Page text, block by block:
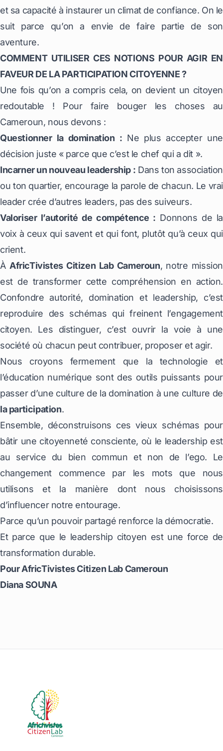
et sa capacité à instaurer un climat de confiance. On le
suit parce qu’on a envie de faire partie de son
aventure.
COMMENT UTILISER CES NOTIONS POUR AGIR EN
FAVEUR DE LA PARTICIPATION CITOYENNE ?
Une fois qu’on a compris cela, on devient un citoyen
redoutable ! Pour faire bouger les choses au
Cameroun, nous devons :
Questionner la domination : Ne plus accepter une
décision juste « parce que c’est le chef qui a dit ».
Incarner un nouveau leadership : Dans ton association
ou ton quartier, encourage la parole de chacun. Le vrai
leader crée d’autres leaders, pas des suiveurs.
Valoriser l’autorité de compétence : Donnons de la
voix à ceux qui savent et qui font, plutôt qu’à ceux qui
crient.
À AfricTivistes Citizen Lab Cameroun, notre mission
est de transformer cette compréhension en action.
Confondre autorité, domination et leadership, c’est
reproduire des schémas qui freinent l’engagement
citoyen. Les distinguer, c’est ouvrir la voie à une
société où chacun peut contribuer, proposer et agir.
Nous croyons fermement que la technologie et
l’éducation numérique sont des outils puissants pour
passer d’une culture de la domination à une culture de
la participation.
Ensemble, déconstruisons ces vieux schémas pour
bâtir une citoyenneté consciente, où le leadership est
au service du bien commun et non de l’ego. Le
changement commence par les mots que nous
utilisons et la manière dont nous choisissons
d’influencer notre entourage.
Parce qu’un pouvoir partagé renforce la démocratie.
Et parce que le leadership citoyen est une force de
transformation durable.
Pour AfricTivistes Citizen Lab Cameroun
Diana SOUNA